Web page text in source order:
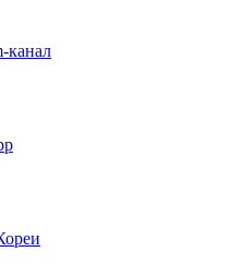
канал